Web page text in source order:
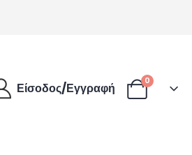
Είσοδος/Εγγραφή
0